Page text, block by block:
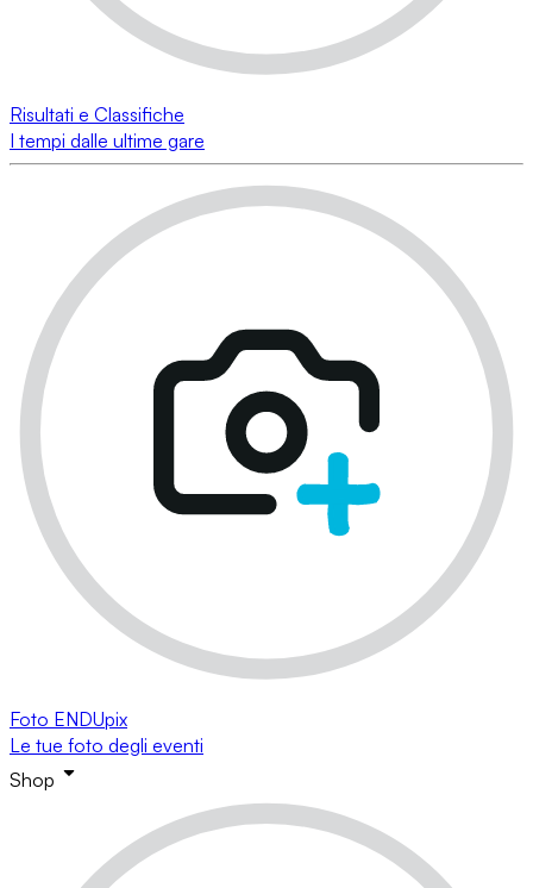
Risultati e Classifiche
I tempi dalle ultime gare
Foto ENDUpix
Le tue foto degli eventi
Shop